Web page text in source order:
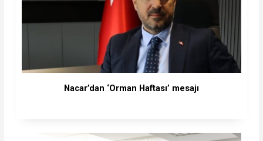
Nacar’dan ‘Orman Haftası’ mesajı